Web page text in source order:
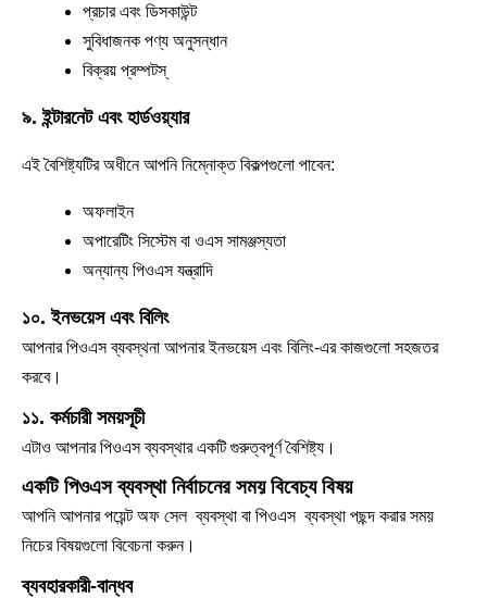
প্রচার এবং ডিসকাউন্ট
সুবিধাজনক পণ্য অনুসন্ধান
বিক্রয় প্রম্পটস্
৯. ইন্টারনেট এবং হার্ডওয়্যার
এই বৈশিষ্ট্যটির অধীনে আপনি নিম্নোক্ত বিকল্পগুলো পাবেন:
অফলাইন
অপারেটিং সিস্টেম বা ওএস সামঞ্জস্যতা
অন্যান্য পিওএস যন্ত্রাদি
১০. ইনভয়েস এবং বিলিং
আপনার পিওএস ব্যবস্থনা আপনার ইনভয়েস এবং বিলিং-এর কাজগুলো সহজতর
করবে।
১১. কর্মচারী সময়সূচী
এটাও আপনার পিওএস ব্যবস্থার একটি গুরুত্বপূর্ণ বৈশিষ্ট্য।
একটি পিওএস ব্যবস্থা নির্বাচনের সময় বিবেচ্য বিষয়
আপনি আপনার পয়েন্ট অফ সেল ব্যবস্থা বা পিওএস ব্যবস্থা পছন্দ করার সময়
নিচের বিষয়গুলো বিবেচনা করুন।
ব্যবহারকারী-বান্ধব